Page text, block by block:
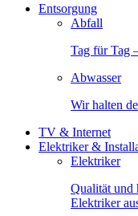
Entsorgung
Abfall
Tag für Tag
Abwasser
Wir halten
TV & Internet
Elektriker &
Elektriker
Qualität und
Elektriker